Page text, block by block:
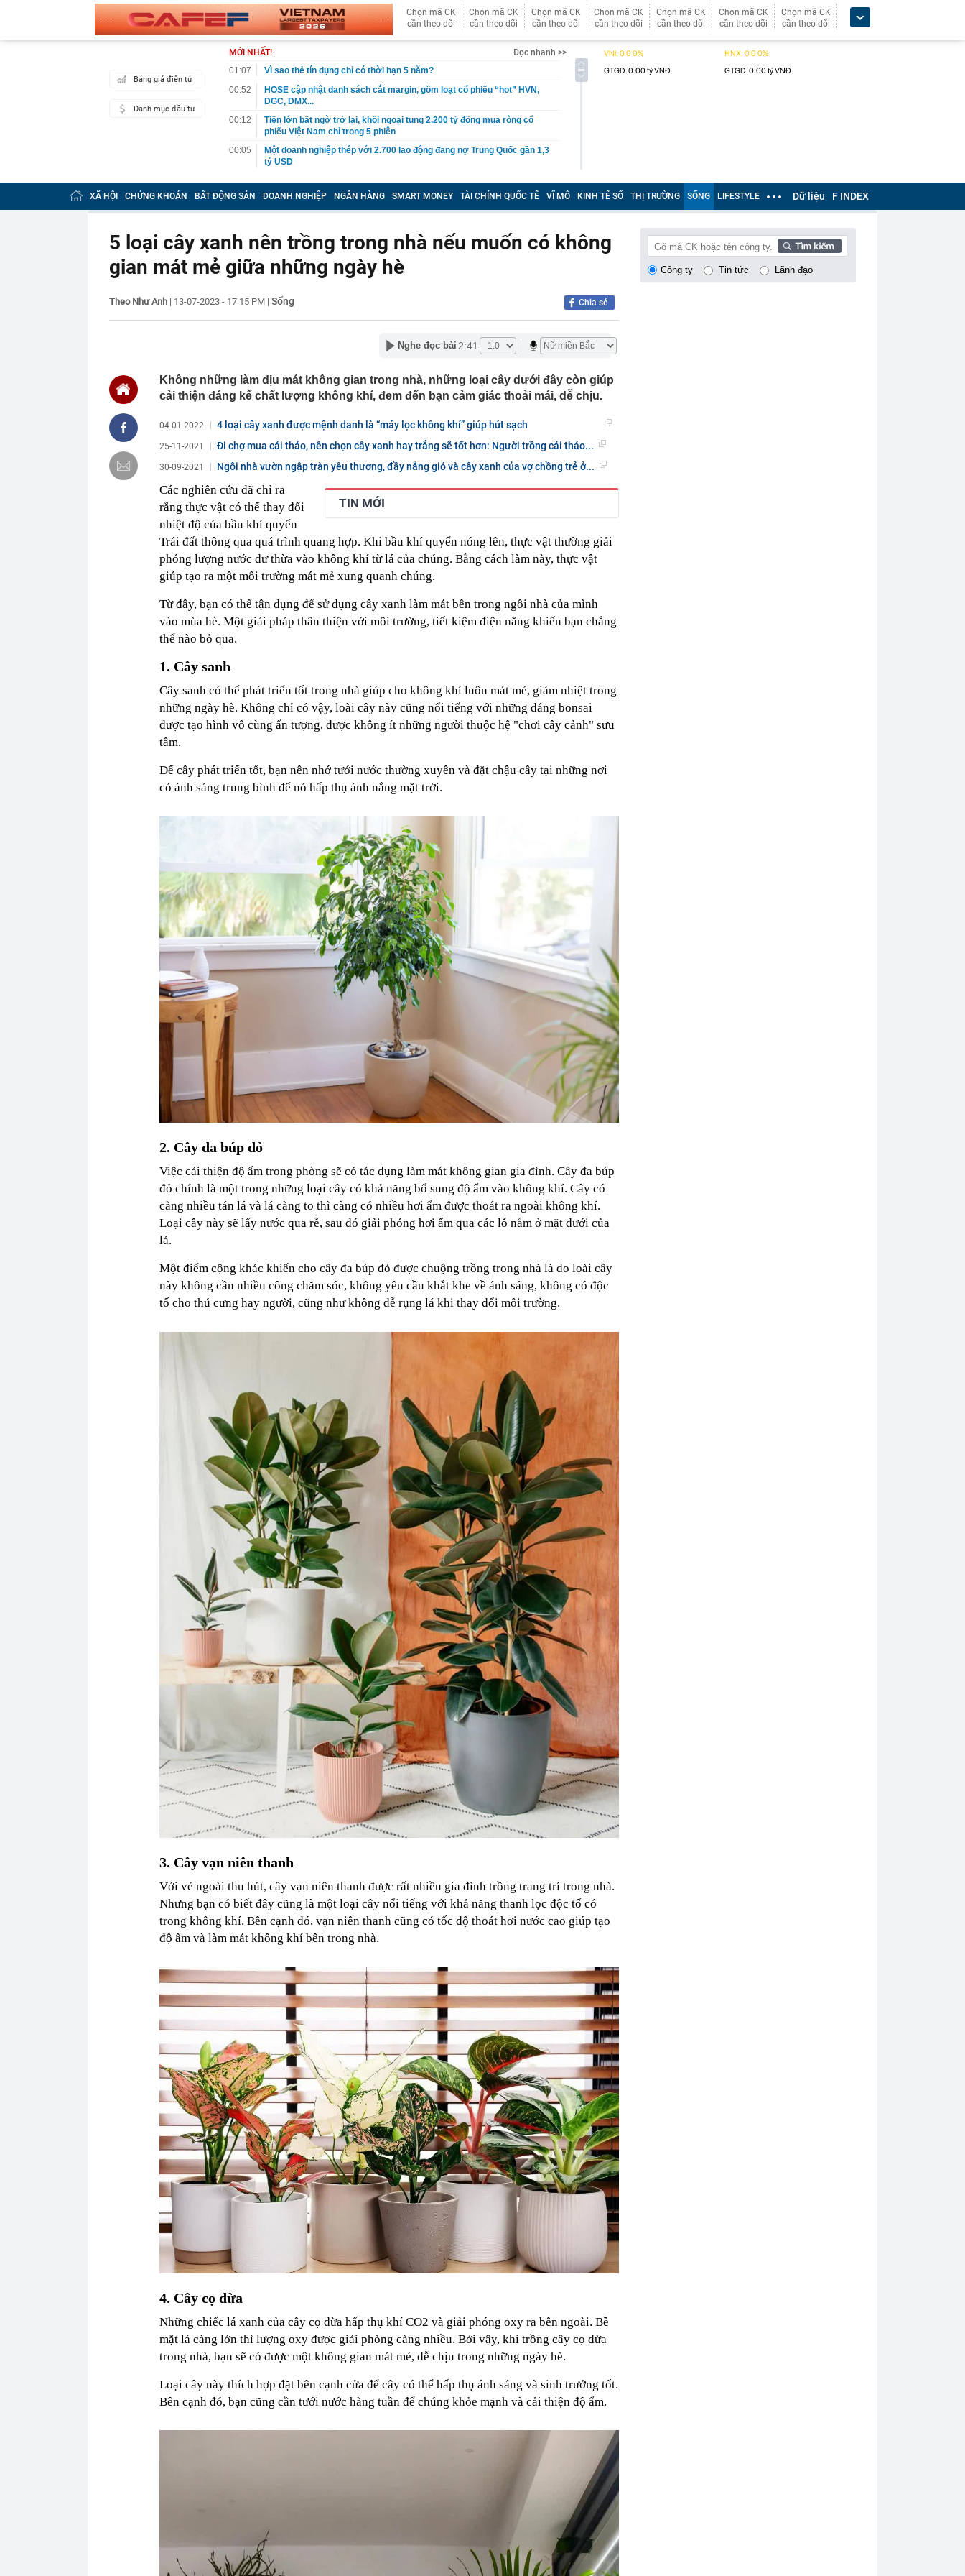
Chọn mã CK
cần theo dõi
Chọn mã CK
cần theo dõi
Chọn mã CK
cần theo dõi
Chọn mã CK
cần theo dõi
Chọn mã CK
cần theo dõi
Chọn mã CK
cần theo dõi
Chọn mã CK
cần theo dõi
Bảng giá điện tử
Danh mục đầu tư
MỚI NHẤT!
Đọc nhanh >>
01:07
Vì sao thẻ tín dụng chỉ có thời hạn 5 năm?
00:52
HOSE cập nhật danh sách cắt margin, gồm loạt cổ phiếu “hot” HVN,
DGC, DMX...
00:12
Tiền lớn bất ngờ trở lại, khối ngoại tung 2.200 tỷ đồng mua ròng cổ
phiếu Việt Nam chỉ trong 5 phiên
00:05
Một doanh nghiệp thép với 2.700 lao động đang nợ Trung Quốc gần 1,3
tỷ USD
00:04
Một yếu tố quan trọng đang trở lại trên thị trường chứng khoán
23:40
Người đàn ông 50 tuổi ăn cà tím mỗi ngày để chữa tiểu đường, 3 tháng
sau bác sĩ hỏi: "Ông ăn gì thế?"
còn 400 tỷ
23:28
Trấn Thành công bố phim Tết 2027, nghe tên ai cũng quả quyết “chắc
chắn là siêu phẩm”
Vì sao ngày càng nhiều gia đình không còn phơi quần áo ở ban công?
Vài mét vuông ngoài trời đang được dùng theo 1 cách rất khác
5 LOẠI rau quen thuộc có khả năng tích tụ kim loại nặng, người Việt
nên cẩn thận nguồn gốc trước khi sử dụng
nghỉ hè
22:25
Vì sao đồ ăn Việt hầu như món nào cũng có hành lá?
22:07
Không cần tặng quà, 5 câu nói này đủ sức khiến mối quan hệ phụ
huynh - giáo viên gắn bó khăng khít, con trẻ được hưởng lợi!
22:03
Ukraine tập kích Crimea, phá hủy hệ thống phòng không 15 triệu USD
của Nga
vợ thiếu tá kém 12 tuổi
21:51
Một ô tô biển 29A "dính" gần 100 lần phạt nguội do chạy quá tốc độ quy
định: Riêng tháng 7/2026 vi phạm 21 lần
21:37
Tổng thống Trump bực bội vì lộ tin về kho đạn dược Mỹ
21:35
Du khách Tây: Không khí tập thể dục sáng ở Việt Nam 'có tính gây
nghiện rất cao'
XÃ HỘI CHỨNG KHOÁN BẤT ĐỘNG SẢN DOANH NGHIỆP NGÂN HÀNG SMART MONEY TÀI CHÍNH QUỐC TẾ VĨ MÔ KINH TẾ SỐ THỊ TRƯỜNG SỐNG LIFESTYLE Dữ liệu F INDEX
5 loại cây xanh nên trồng trong nhà nếu muốn có không
gian mát mẻ giữa những ngày hè
Theo Như Anh | 13-07-2023 - 17:15 PM | Sống Chia sẻ
Nghe đọc bài 2:41
Không những làm dịu mát không gian trong nhà, những loại cây dưới đây còn giúp
cải thiện đáng kể chất lượng không khí, đem đến bạn cảm giác thoải mái, dễ chịu.
04-01-2022
4 loại cây xanh được mệnh danh là “máy lọc không khí” giúp hút sạch
25-11-2021 Đi chợ mua cải thảo, nên chọn cây xanh hay trắng sẽ tốt hơn: Người trồng cải thảo...
30-09-2021 Ngôi nhà vườn ngập tràn yêu thương, đầy nắng gió và cây xanh của vợ chồng trẻ ở...
TIN MỚI
Các nghiên cứu đã chỉ ra
rằng thực vật có thể thay đổi
nhiệt độ của bầu khí quyển
Trái đất thông qua quá trình quang hợp. Khi bầu khí quyển nóng lên, thực vật thường giải
phóng lượng nước dư thừa vào không khí từ lá của chúng. Bằng cách làm này, thực vật
giúp tạo ra một môi trường mát mẻ xung quanh chúng.
Từ đây, bạn có thể tận dụng để sử dụng cây xanh làm mát bên trong ngôi nhà của mình
vào mùa hè. Một giải pháp thân thiện với môi trường, tiết kiệm điện năng khiến bạn chẳng
thể nào bỏ qua.
1. Cây sanh
Cây sanh có thể phát triển tốt trong nhà giúp cho không khí luôn mát mẻ, giảm nhiệt trong
những ngày hè. Không chỉ có vậy, loài cây này cũng nổi tiếng với những dáng bonsai
được tạo hình vô cùng ấn tượng, được không ít những người thuộc hệ "chơi cây cảnh" sưu
tầm.
Để cây phát triển tốt, bạn nên nhớ tưới nước thường xuyên và đặt chậu cây tại những nơi
có ánh sáng trung bình để nó hấp thụ ánh nắng mặt trời.
2. Cây đa búp đỏ
Việc cải thiện độ ẩm trong phòng sẽ có tác dụng làm mát không gian gia đình. Cây đa búp
đỏ chính là một trong những loại cây có khả năng bổ sung độ ẩm vào không khí. Cây có
càng nhiều tán lá và lá càng to thì càng có nhiều hơi ẩm được thoát ra ngoài không khí.
Loại cây này sẽ lấy nước qua rễ, sau đó giải phóng hơi ẩm qua các lỗ nằm ở mặt dưới của
lá.
Một điểm cộng khác khiến cho cây đa búp đỏ được chuộng trồng trong nhà là do loài cây
này không cần nhiều công chăm sóc, không yêu cầu khắt khe về ánh sáng, không có độc
tố cho thú cưng hay người, cũng như không dễ rụng lá khi thay đổi môi trường.
3. Cây vạn niên thanh
Với vẻ ngoài thu hút, cây vạn niên thanh được rất nhiều gia đình trồng trang trí trong nhà.
Nhưng bạn có biết đây cũng là một loại cây nổi tiếng với khả năng thanh lọc độc tố có
trong không khí. Bên cạnh đó, vạn niên thanh cũng có tốc độ thoát hơi nước cao giúp tạo
độ ẩm và làm mát không khí bên trong nhà.
4. Cây cọ dừa
Những chiếc lá xanh của cây cọ dừa hấp thụ khí CO2 và giải phóng oxy ra bên ngoài. Bề
mặt lá càng lớn thì lượng oxy được giải phòng càng nhiều. Bởi vậy, khi trồng cây cọ dừa
trong nhà, bạn sẽ có được một không gian mát mẻ, dễ chịu trong những ngày hè.
Loại cây này thích hợp đặt bên cạnh cửa để cây có thể hấp thụ ánh sáng và sinh trưởng tốt.
Bên cạnh đó, bạn cũng cần tưới nước hàng tuần để chúng khỏe mạnh và cải thiện độ ẩm.
Công ty Tin tức Lãnh đạo